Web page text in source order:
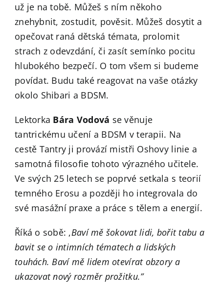
už je na tobě. Můžeš s ním někoho
znehybnit, zostudit, pověsit. Můžeš dosytit a
opečovat raná dětská témata, prolomit
strach z odevzdání, či zasít semínko pocitu
hlubokého bezpečí. O tom všem si budeme
povídat. Budu také reagovat na vaše otázky
okolo Shibari a BDSM.
Lektorka Bára Vodová se věnuje
tantrickému učení a BDSM v terapii. Na
cestě Tantry ji provází mistři Oshovy linie a
samotná filosofie tohoto výrazného učitele.
Ve svých 25 letech se poprvé setkala s teorií
temného Erosu a později ho integrovala do
své masážní praxe a práce s tělem a energií.
Říká o sobě: ,Baví mě šokovat lidi, bořit tabu a
bavit se o intimních tématech a lidských
touhách. Baví mě lidem otevírat obzory a
ukazovat nový rozměr prožitku.”